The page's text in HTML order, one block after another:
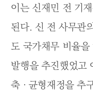
이는 신재민 전 기
된다. 신 전 사무관
도 국가채무 비율을
발행을 추진했었고
축 · 균형재정을 추